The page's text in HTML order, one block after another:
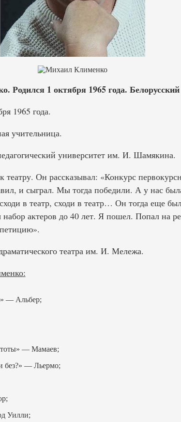
Родился 1 октября 1965 года.
1965 года.
учительница.
университет им. И. Шамякина.
театру. Он рассказывал: «Конкурс
и сыграл. Мы тогда победили. А у нас
в театр, сходи в театр… Он тогда еще
актеров до 40 лет. Я пошел. Попал на
театра им. И. Мележа.
— Альбер;
— Мамаев;
без?» — Льермо;
Уилли;